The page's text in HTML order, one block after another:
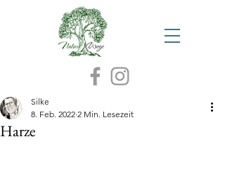
Harze
Silke
8. Feb. 2022 2 Min. Lesezeit